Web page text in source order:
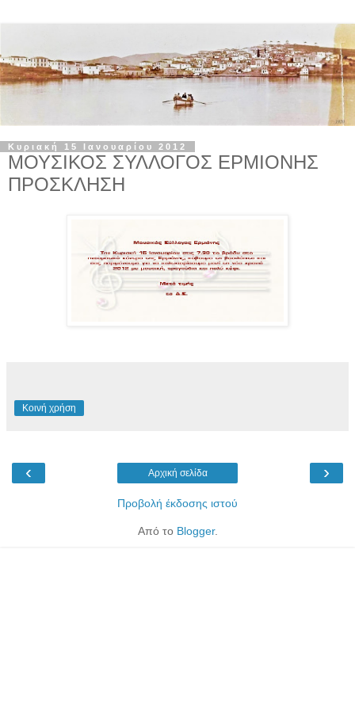
Κυριακή 15 Ιανουαρίου 2012
ΜΟΥΣΙΚΟΣ ΣΥΛΛΟΓΟΣ ΕΡΜΙΟΝΗΣ
ΠΡΟΣΚΛΗΣΗ
Κοινή χρήση
‹ ›
Αρχική σελίδα
Προβολή έκδοσης ιστού
Από το Blogger.